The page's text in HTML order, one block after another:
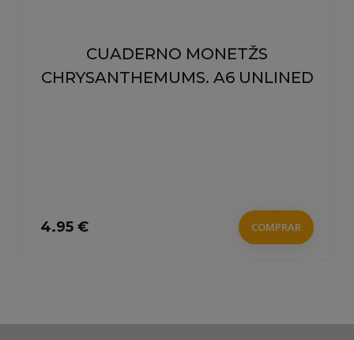
NÚMERO 4 - CONTIENE 8 RETOS
CON 40 EJERCICIOS (EJERCITAR
2.95 € COMPRAR